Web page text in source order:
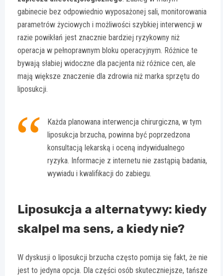
gabinecie bez odpowiednio wyposażonej sali, monitorowania
parametrów życiowych i możliwości szybkiej interwencji w
razie powikłań jest znacznie bardziej ryzykowny niż
operacja w pełnoprawnym bloku operacyjnym. Różnice te
bywają słabiej widoczne dla pacjenta niż różnice cen, ale
mają większe znaczenie dla zdrowia niż marka sprzętu do
liposukcji.
Każda planowana interwencja chirurgiczna, w tym
liposukcja brzucha, powinna być poprzedzona
konsultacją lekarską i oceną indywidualnego
ryzyka. Informacje z internetu nie zastąpią badania,
wywiadu i kwalifikacji do zabiegu.
Liposukcja a alternatywy: kiedy
skalpel ma sens, a kiedy nie?
W dyskusji o liposukcji brzucha często pomija się fakt, że nie
jest to jedyna opcja. Dla części osób skuteczniejsze, tańsze